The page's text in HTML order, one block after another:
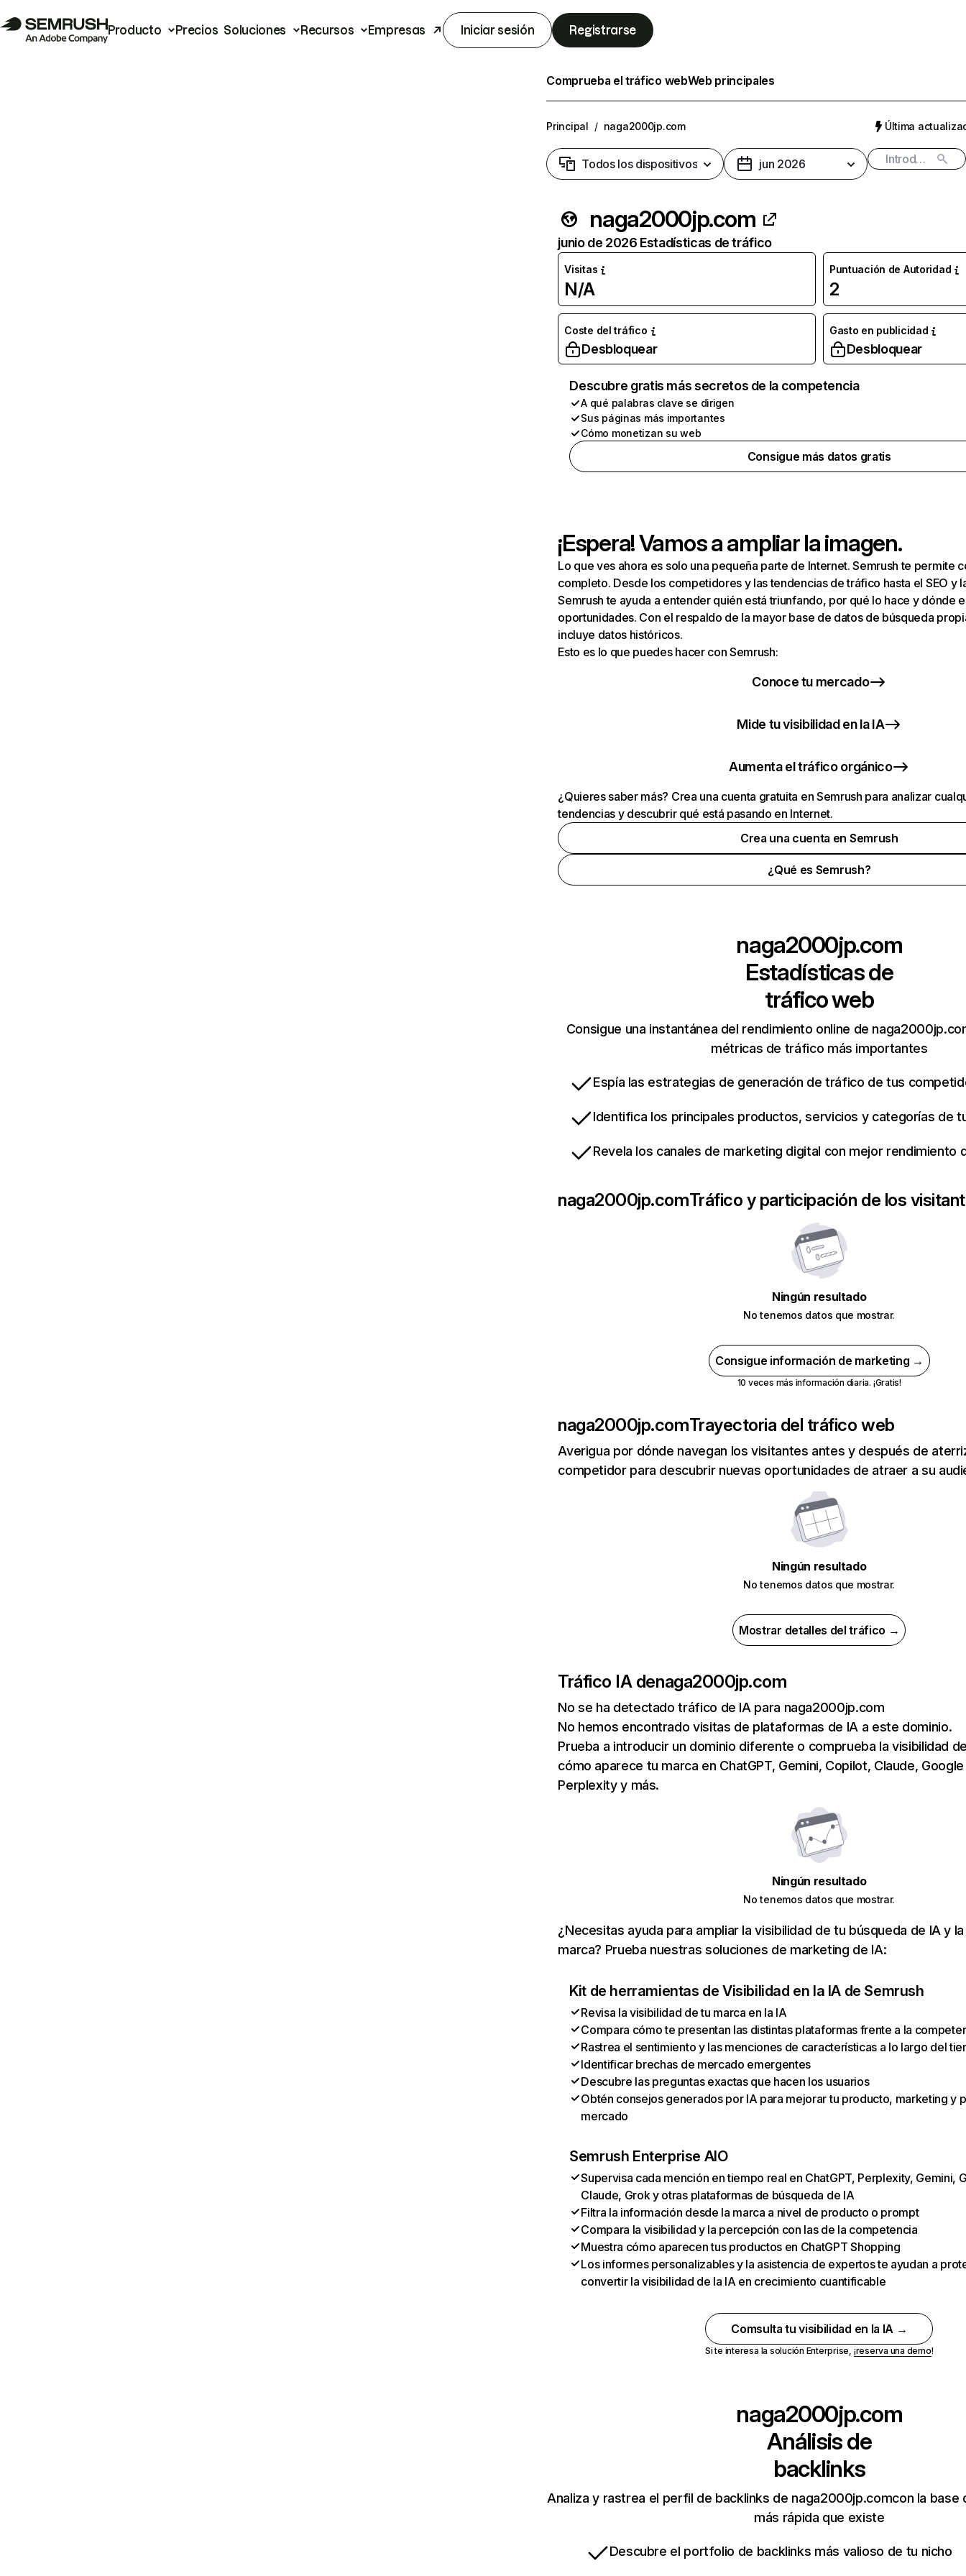
Producto Precios Soluciones Recursos Empresas Iniciar sesión Registrarse
Comprueba el tráfico webWeb principales
Principal / naga2000jp.com Última
Todos los dispositivos jun 2026
naga2000jp.com
junio de 2026 Estadísticas de tráfico
Visitas
N/A
Puntuación de Autoridad
2
Coste del tráfico
Desbloquear
Gasto en publicidad
Desbloquear
Descubre gratis más secretos de la competencia
A qué palabras clave se dirigen
Sus páginas más importantes
Cómo monetizan su web
Consigue más datos gratis
¡Espera! Vamos a ampliar la imagen.
Lo que ves ahora es solo una pequeña parte de Internet. Semrush te permite
completo. Desde los competidores y las tendencias de tráfico hasta el SEO y
Semrush te ayuda a entender quién está triunfando, por qué lo hace y dónde
oportunidades. Con el respaldo de la mayor base de datos de búsqueda
incluye datos históricos.
Esto es lo que puedes hacer con Semrush:
Conoce tu mercado
Mide tu visibilidad en la IA
Aumenta el tráfico orgánico
¿Quieres saber más? Crea una cuenta gratuita en Semrush para analizar
tendencias y descubrir qué está pasando en Internet.
Crea una cuenta en Semrush
¿Qué es Semrush?
naga2000jp.com
Estadísticas de
tráfico web
Consigue una instantánea del rendimiento online de
métricas de tráfico más importantes
Espía las estrategias de generación de tráfico de tus
Identifica los principales productos, servicios y categorías de
Revela los canales de marketing digital con mejor rendimiento
naga2000jp.comTráfico y participación de los
Ningún resultado
No tenemos datos que mostrar.
Consigue información de marketing →
10 veces más información diaria. ¡Gratis!
naga2000jp.comTrayectoria del tráfico web
Averigua por dónde navegan los visitantes antes y después de
competidor para descubrir nuevas oportunidades de atraer a su
Ningún resultado
No tenemos datos que mostrar.
Mostrar detalles del tráfico →
Tráfico IA denaga2000jp.com
No se ha detectado tráfico de IA para naga2000jp.com
No hemos encontrado visitas de plataformas de IA a este dominio.
Prueba a introducir un dominio diferente o comprueba la visibilidad
cómo aparece tu marca en ChatGPT, Gemini, Copilot, Claude,
Perplexity y más.
Ningún resultado
No tenemos datos que mostrar.
¿Necesitas ayuda para ampliar la visibilidad de tu búsqueda de IA y
marca? Prueba nuestras soluciones de marketing de IA:
Kit de herramientas de Visibilidad en la IA de Semrush
Revisa la visibilidad de tu marca en la IA
Compara cómo te presentan las distintas plataformas frente a la
Rastrea el sentimiento y las menciones de características a lo largo del
Identificar brechas de mercado emergentes
Descubre las preguntas exactas que hacen los usuarios
Obtén consejos generados por IA para mejorar tu producto, marketing y
mercado
Semrush Enterprise AIO
Supervisa cada mención en tiempo real en ChatGPT, Perplexity, Gemini,
Claude, Grok y otras plataformas de búsqueda de IA
Filtra la información desde la marca a nivel de producto o prompt
Compara la visibilidad y la percepción con las de la competencia
Muestra cómo aparecen tus productos en ChatGPT Shopping
Los informes personalizables y la asistencia de expertos te ayudan a
convertir la visibilidad de la IA en crecimiento cuantificable
Comsulta tu visibilidad en la IA →
Si te interesa la solución Enterprise, ¡reserva una demo!
naga2000jp.com
Análisis de
backlinks
Analiza y rastrea el perfil de backlinks de naga2000jp.comcon la base
más rápida que existe
Descubre el portfolio de backlinks más valioso de tu nicho